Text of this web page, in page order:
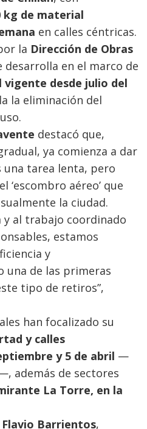
kg de material
en calles céntricas.
la Dirección de Obras
desarrolla en el marco de
vigente desde julio del
la eliminación del
destacó que,
ya comienza a dar
una tarea lenta, pero
aéreo’ que
la ciudad.
y al trabajo coordinado
estamos
y
una de las primeras
tipo de retiros”,
han focalizado su
y calles
y 5 de abril —
además de sectores
La Torre, en la
Flavio Barrientos,